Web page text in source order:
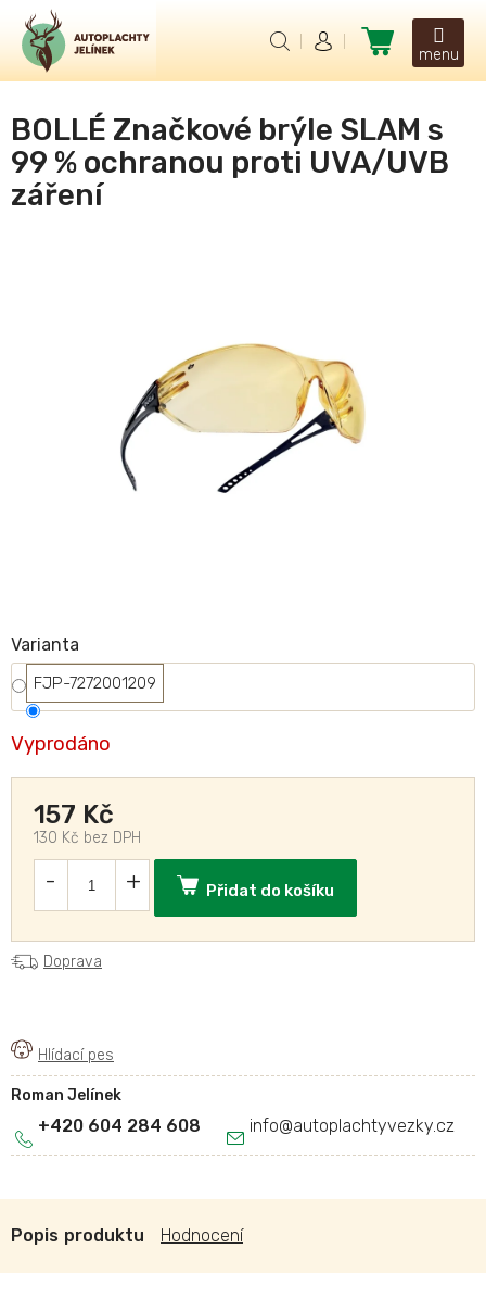
obsah
Nákupní
košík
BOLLÉ Značkové brýle SLAM s
99 % ochranou proti UVA/UVB
záření
Vyprodáno
Varianta
FJP-7272001209
157 Kč
130 Kč bez DPH
Přidat do košíku
Roman Jelínek
info@autoplachtyvezky.cz
+420 604 284 608
Doprava
Popis Hodnocení